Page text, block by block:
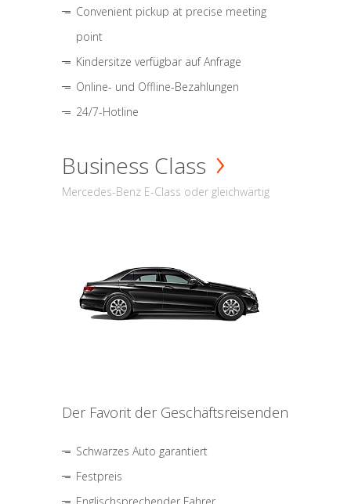
Convenient pickup at precise meeting
point
Kindersitze verfügbar auf Anfrage
Online- und Offline-Bezahlungen
24/7-Hotline
Business Class
Mercedes-Benz E-Class oder gleichwärtig
Der Favorit der Geschäftsreisenden
Schwarzes Auto garantiert
Festpreis